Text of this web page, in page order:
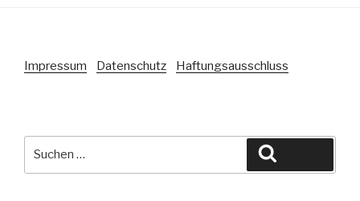
Impressum Datenschutz Haftungsausschluss